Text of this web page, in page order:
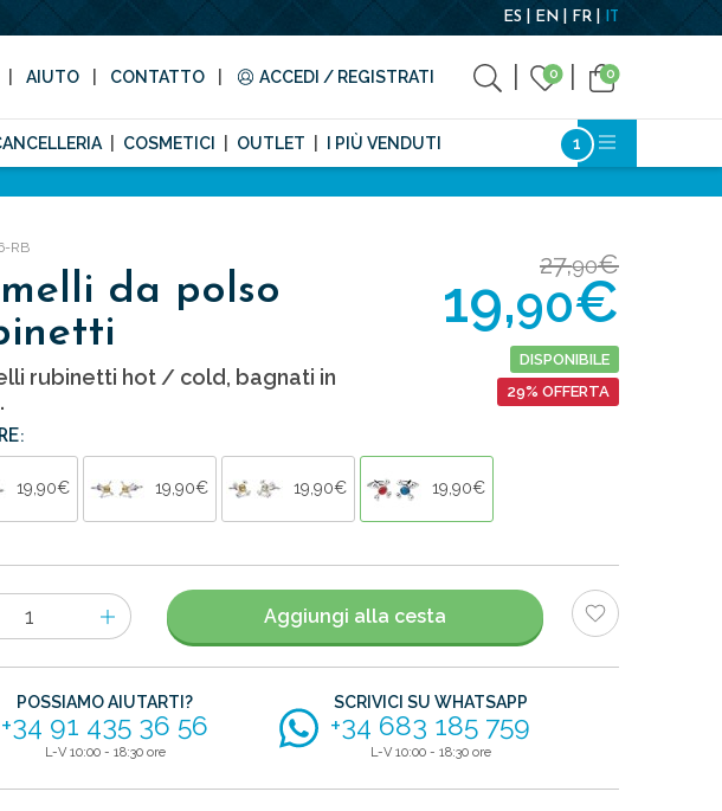
ES EN FR IT
AIUTO CONTATTO ACCEDI / REGISTRATI 0 0
COSMETICI OUTLET I PIÙ VENDUTI
RB
da polso
rubinetti hot / cold, bagnati in
27,90€
19,90€
DISPONIBILE
29% OFFERTA
19,90€ 19,90€ 19,90€ 19,90€
Aggiungi alla cesta
POSSIAMO AIUTARTI?
+34 91 435 36 56
L-V 10:00 - 18:30 ore
SCRIVICI SU WHATSAPP
+34 683 185 759
L-V 10:00 - 18:30 ore